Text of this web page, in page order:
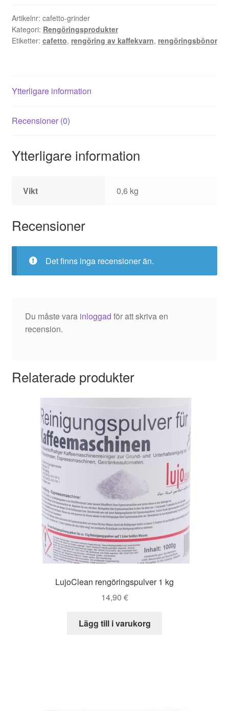
portionspåsar
mängd
Artikelnr: cafetto-grinder
Kategori: Rengöringsprodukter
Etiketter: cafetto, rengöring av kaffekvarn, rengöringsbönor
Ytterligare information
Recensioner (0)
Ytterligare information
Vikt 0,6 kg
Recensioner
Det finns inga recensioner än.
Du måste vara inloggad för att skriva en
recension.
Relaterade produkter
LujoClean rengöringspulver 1 kg
14,90 €
Lägg till i varukorg